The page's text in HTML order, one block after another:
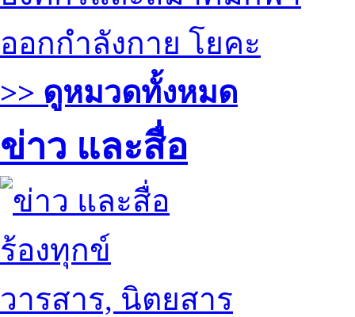
ออกกำลังกาย โยคะ
>> ดูหมวดทั้งหมด
ข่าว และสื่อ
ร้องทุกข์
วารสาร, นิตยสาร